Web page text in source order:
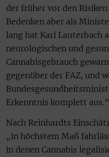
der früher vor den
Bedenken aber als
lang hat Karl Lauterbach
neurologischen und
Cannabisgebrauch
gegenüber der FAZ, und
Erkenntnis komplett aus.“
Nach Reinhardts
„in höchstem Maß
in denen Cannabis